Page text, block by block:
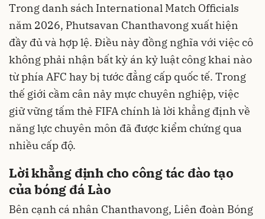
Trong danh sách International Match Officials
năm 2026, Phutsavan Chanthavong xuất hiện
đầy đủ và hợp lệ. Điều này đồng nghĩa với việc cô
không phải nhận bất kỳ án kỷ luật công khai nào
từ phía AFC hay bị tước đẳng cấp quốc tế. Trong
thế giới cầm cân nảy mực chuyên nghiệp, việc
giữ vững tấm thẻ FIFA chính là lời khẳng định về
năng lực chuyên môn đã được kiểm chứng qua
nhiều cấp độ.
Lời khẳng định cho công tác đào tạo
của bóng đá Lào
Bên cạnh cá nhân Chanthavong, Liên đoàn Bóng